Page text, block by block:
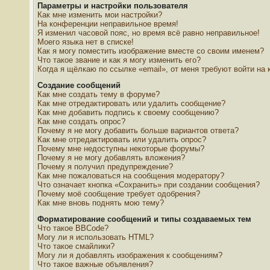
Параметры и настройки пользователя
Как мне изменить мои настройки?
На конференции неправильное время!
Я изменил часовой пояс, но время всё равно неправильное!
Моего языка нет в списке!
Как я могу поместить изображение вместе со своим именем?
Что такое звание и как я могу изменить его?
Когда я щёлкаю по ссылке «email», от меня требуют войти на
Создание сообщений
Как мне создать тему в форуме?
Как мне отредактировать или удалить сообщение?
Как мне добавить подпись к своему сообщению?
Как мне создать опрос?
Почему я не могу добавить больше вариантов ответа?
Как мне отредактировать или удалить опрос?
Почему мне недоступны некоторые форумы?
Почему я не могу добавлять вложения?
Почему я получил предупреждение?
Как мне пожаловаться на сообщения модератору?
Что означает кнопка «Сохранить» при создании сообщения?
Почему моё сообщение требует одобрения?
Как мне вновь поднять мою тему?
Форматирование сообщений и типы создаваемых тем
Что такое BBCode?
Могу ли я использовать HTML?
Что такое смайлики?
Могу ли я добавлять изображения к сообщениям?
Что такое важные объявления?